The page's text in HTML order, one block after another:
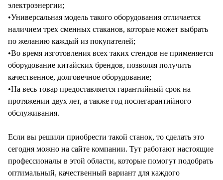
электроэнергии;
•Универсальная модель такого оборудования отличается
наличием трех сменных стаканов, которые может выбрать
по желанию каждый из покупателей;
•Во время изготовления всех таких стендов не применяется
оборудование китайских брендов, позволяя получить
качественное, долговечное оборудование;
•На весь товар предоставляется гарантийный срок на
протяжении двух лет, а также год послегарантийного
обслуживания.
Если вы решили приобрести такой станок, то сделать это
сегодня можно на сайте компании. Тут работают настоящие
профессионалы в этой области, которые помогут подобрать
оптимальный, качественный вариант для каждого